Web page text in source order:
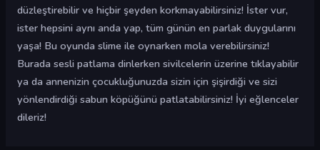
düzleştirebilir ve hiçbir şeyden korkmayabilirsiniz! İster vur,
ister hepsini aynı anda yap, tüm günün en parlak duygularını
yaşa! Bu oyunda slime ile oynarken mola verebilirsiniz!
Burada sesli patlama dinlerken sivilcelerin üzerine tıklayabilir
ya da annenizin çocukluğunuzda sizin için şişirdiği ve sizi
yönlendirdiği sabun köpüğünü patlatabilirsiniz! İyi eğlenceler
dileriz!